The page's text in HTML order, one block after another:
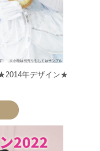
年デザイン★